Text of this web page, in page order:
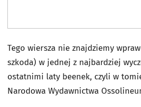
Tego wiersza nie znajdziemy
szkoda) w jednej z najbardziej
ostatnimi laty beenek, czyli w
Narodowa Wydawnictwa